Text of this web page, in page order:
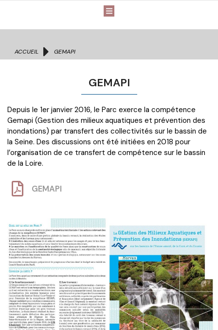
Vous êtes ici :
ACCUEIL GEMAPI
GEMAPI
Depuis le 1er janvier 2016, le Parc exerce la compétence
Gemapi (Gestion des milieux aquatiques et prévention des
inondations) par transfert des collectivités sur le bassin de
la Seine. Des discussions ont été initiées en 2018 pour
l’organisation de ce transfert de compétence sur le bassin
de la Loire.
GEMAPI